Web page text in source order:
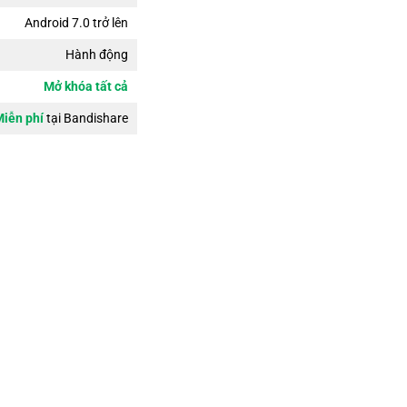
Android 7.0 trở lên
Hành động
Mở khóa tất cả
phítại Bandishare